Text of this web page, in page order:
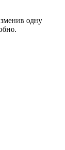
одну